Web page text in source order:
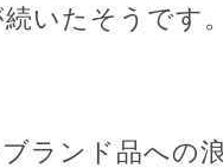
いたそうです。
ランド品への